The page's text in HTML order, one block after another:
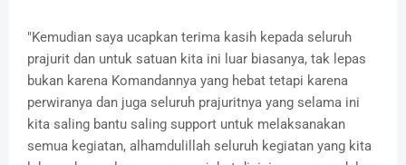
"Kemudian saya ucapkan terima kasih kepada seluruh
prajurit dan untuk satuan kita ini luar biasanya, tak lepas
bukan karena Komandannya yang hebat tetapi karena
perwiranya dan juga seluruh prajuritnya yang selama ini
kita saling bantu saling support untuk melaksanakan
semua kegiatan, alhamdulillah seluruh kegiatan yang kita